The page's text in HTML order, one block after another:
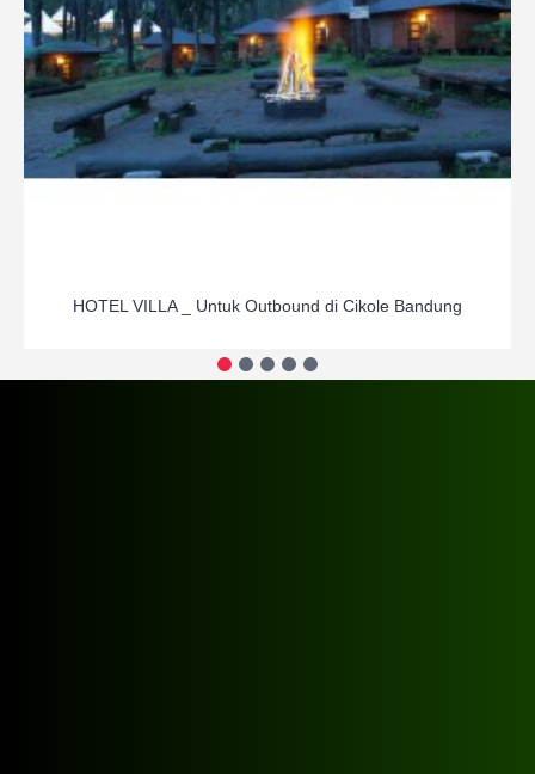
HOTEL VILLA _ Untuk Outbound di Cikole Bandung